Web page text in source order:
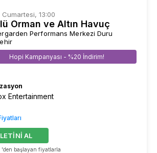
Cumartesi, 13:00
Orman ve Altın Havuç
Performans Merkezi Duru
Hopi Kampanyası - %20 İndirim!
Entertainment
başlayan fiyatlarla
AL